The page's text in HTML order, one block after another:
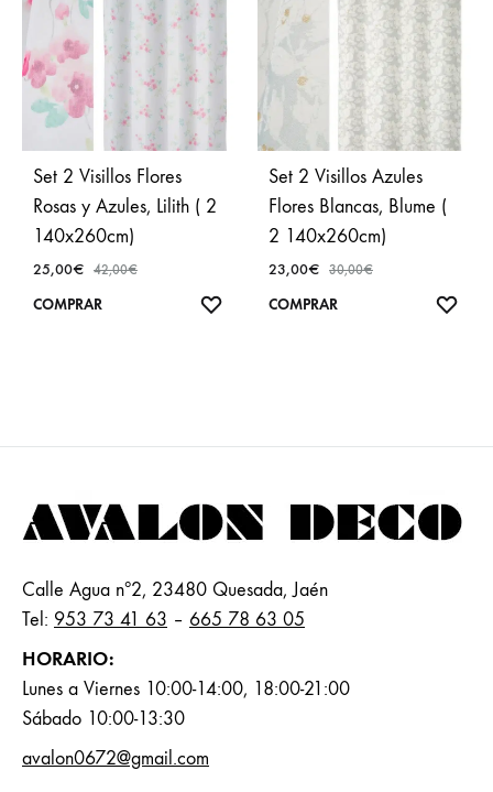
Set 2 Visillos Flores
Rosas y Azules, Lilith ( 2
140x260cm)
25,00€ 42,00€
COMPRAR
AÑADIR
Set 2 Visillos Azules
Flores Blancas, Blume (
2 140x260cm)
23,00€ 30,00€
COMPRAR
Calle Agua nº2, 23480 Quesada, Jaén
Tel: 953 73 41 63 – 665 78 63 05
HORARIO:
Lunes a Viernes 10:00-14:00, 18:00-21:00
Sábado 10:00-13:30
avalon0672@gmail.com